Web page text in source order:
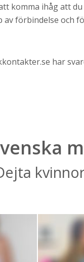
komma ihåg att
förbindelse och
har